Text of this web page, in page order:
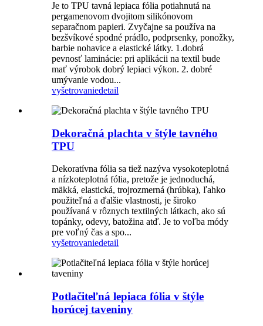
Je to TPU tavná lepiaca fólia potiahnutá na
pergamenovom dvojitom silikónovom
separačnom papieri. Zvyčajne sa používa na
bezšvíkové spodné prádlo, podprsenky, ponožky,
barbie nohavice a elastické látky. 1.dobrá
pevnosť laminácie: pri aplikácii na textil bude
mať výrobok dobrý lepiaci výkon. 2. dobré
umývanie vodou...
vyšetrovaniedetail
Dekoračná plachta v štýle tavného
TPU
Dekoratívna fólia sa tiež nazýva vysokoteplotná
a nízkoteplotná fólia, pretože je jednoduchá,
mäkká, elastická, trojrozmerná (hrúbka), ľahko
použiteľná a ďalšie vlastnosti, je široko
používaná v rôznych textilných látkach, ako sú
topánky, odevy, batožina atď. Je to voľba módy
pre voľný čas a spo...
vyšetrovaniedetail
Potlačiteľná lepiaca fólia v štýle
horúcej taveniny